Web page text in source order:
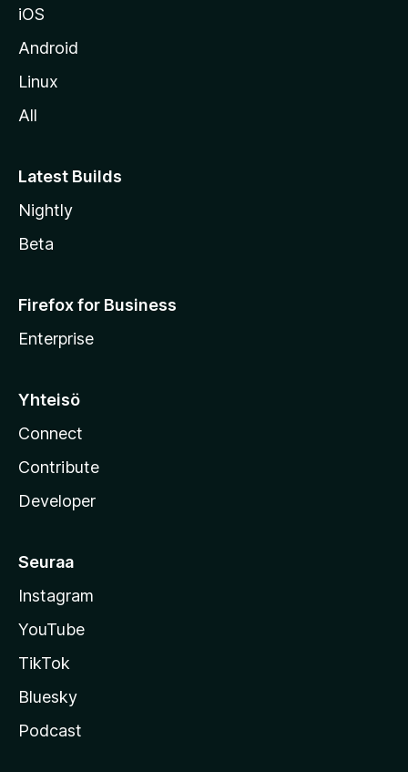
s
t
l
iOS
Android
Linux
All
Latest Builds
Nightly
Beta
Firefox for Business
Enterprise
Yhteisö
Connect
Contribute
Developer
Seuraa
Instagram
YouTube
TikTok
Bluesky
Podcast